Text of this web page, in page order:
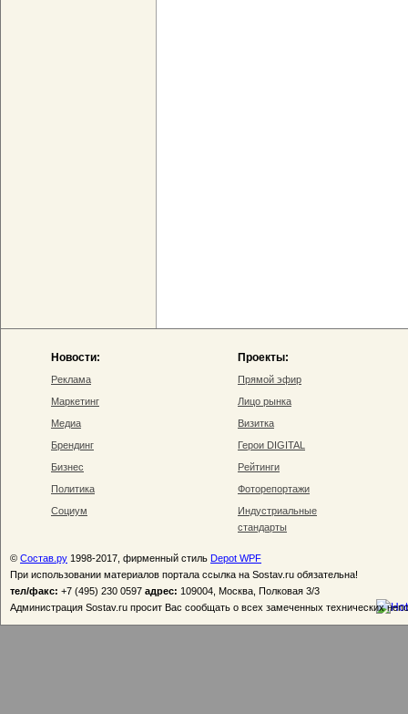
Новости:
Реклама
Маркетинг
Медиа
Брендинг
Бизнес
Политика
Социум
Проекты:
Прямой эфир
Лицо рынка
Визитка
Герои DIGITAL
Рейтинги
Фоторепортажи
Индустриальные
стандарты
© Состав.ру 1998-2017, фирменный стиль Depot WPF
При использовании материалов портала ссылка на Sostav.ru обязательна!
тел/факс: +7 (495) 230 0597 адрес: 109004, Москва, Полковая 3/3
Администрация Sostav.ru просит Вас сообщать о всех замеченных технических